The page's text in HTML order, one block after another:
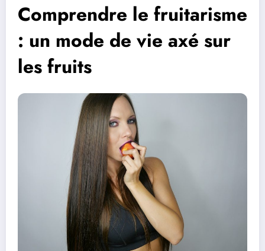
Comprendre le fruitarisme
: un mode de vie axé sur
les fruits